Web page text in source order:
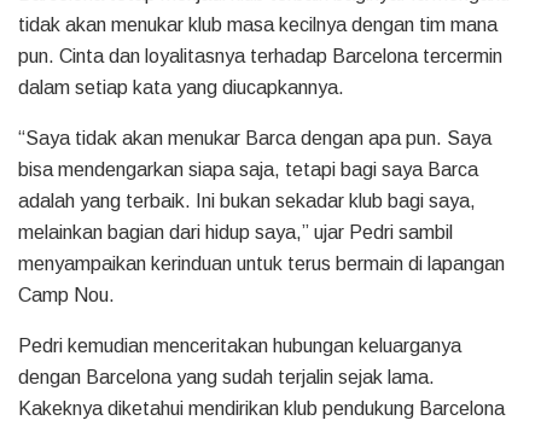
tidak akan menukar klub masa kecilnya dengan tim mana
pun. Cinta dan loyalitasnya terhadap Barcelona tercermin
dalam setiap kata yang diucapkannya.
“Saya tidak akan menukar Barca dengan apa pun. Saya
bisa mendengarkan siapa saja, tetapi bagi saya Barca
adalah yang terbaik. Ini bukan sekadar klub bagi saya,
melainkan bagian dari hidup saya,” ujar Pedri sambil
menyampaikan kerinduan untuk terus bermain di lapangan
Camp Nou.
Pedri kemudian menceritakan hubungan keluarganya
dengan Barcelona yang sudah terjalin sejak lama.
Kakeknya diketahui mendirikan klub pendukung Barcelona